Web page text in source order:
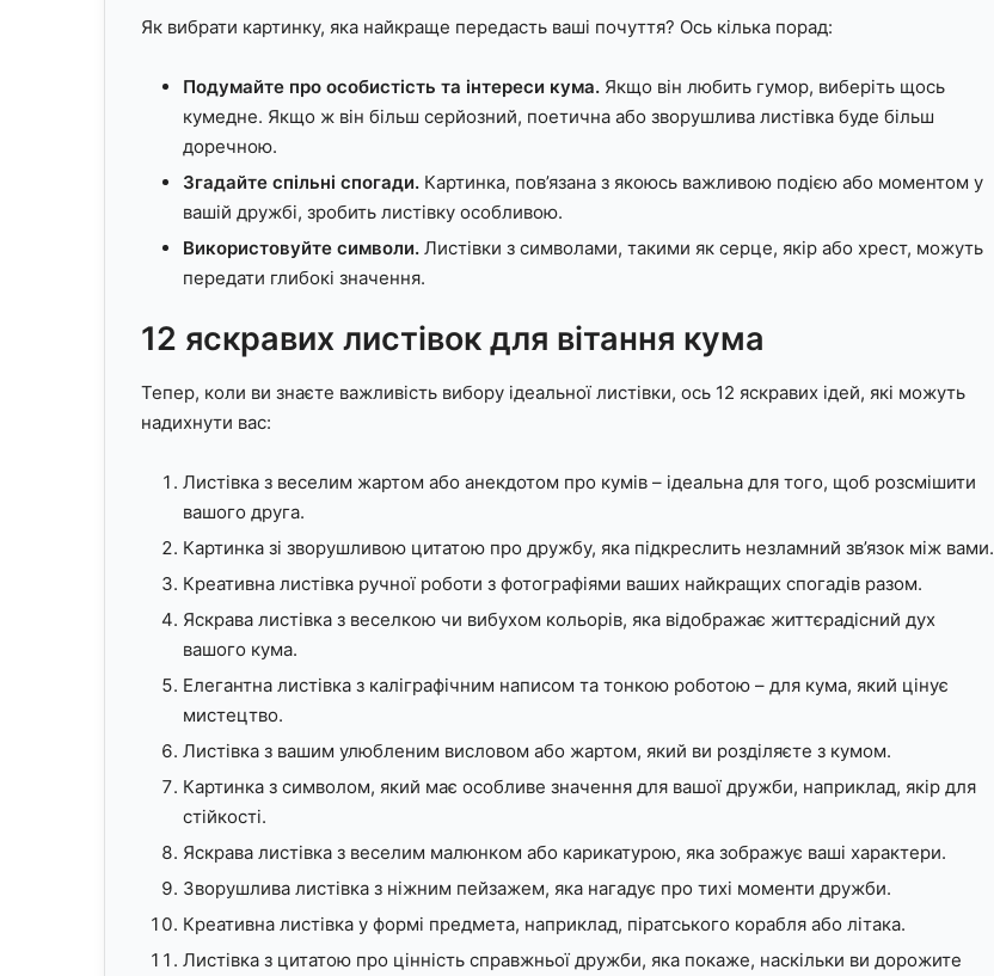
Як вибрати картинку, яка найкраще передасть ваші почуття? Ось кілька порад:
Подумайте про особистість та інтереси кума. Якщо він любить гумор, виберіть щось
кумедне. Якщо ж він більш серйозний, поетична або зворушлива листівка буде більш
доречною.
Згадайте спільні спогади. Картинка, пов’язана з якоюсь важливою подією або моментом у
вашій дружбі, зробить листівку особливою.
Використовуйте символи. Листівки з символами, такими як серце, якір або хрест, можуть
передати глибокі значення.
12 яскравих листівок для вітання кума
Тепер, коли ви знаєте важливість вибору ідеальної листівки, ось 12 яскравих ідей, які можуть
надихнути вас:
Листівка з веселим жартом або анекдотом про кумів – ідеальна для того, щоб розсмішити
вашого друга.
Картинка зі зворушливою цитатою про дружбу, яка підкреслить незламний зв’язок між вами.
Креативна листівка ручної роботи з фотографіями ваших найкращих спогадів разом.
Яскрава листівка з веселкою чи вибухом кольорів, яка відображає життєрадісний дух
вашого кума.
Елегантна листівка з каліграфічним написом та тонкою роботою – для кума, який цінує
мистецтво.
Листівка з вашим улюбленим висловом або жартом, який ви розділяєте з кумом.
Картинка з символом, який має особливе значення для вашої дружби, наприклад, якір для
стійкості.
Яскрава листівка з веселим малюнком або карикатурою, яка зображує ваші характери.
Зворушлива листівка з ніжним пейзажем, яка нагадує про тихі моменти дружби.
Креативна листівка у формі предмета, наприклад, піратського корабля або літака.
Листівка з цитатою про цінність справжньої дружби, яка покаже, наскільки ви дорожите